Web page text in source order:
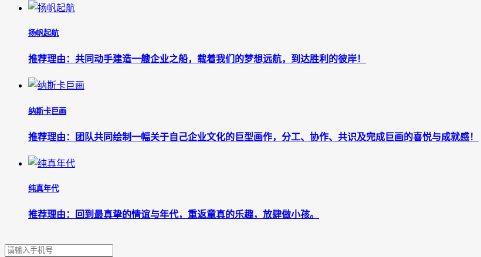
扬帆起航
推荐理由：共同动手建造一艘企业之船，载着我们的梦想远航，到达胜利的彼岸！
纳斯卡巨画
推荐理由：团队共同绘制一幅关于自己企业文化的巨型画作，分工、协作、共识及完成巨画的喜悦与成就感！
纯真年代
推荐理由：回到最真挚的情谊与年代，重返童真的乐趣，放肆做小孩。